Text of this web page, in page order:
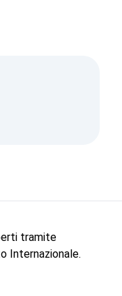
tramite
Internazionale.